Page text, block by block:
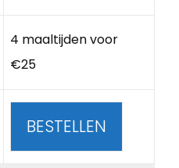
4 maaltijden voor
€25
BESTELLEN